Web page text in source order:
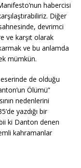
habercisi
Diğer
devrimci
ve karşıt olarak
ve bu anlamda
mümkün.
de olduğu
Ölümü”
nedenlerini
yazdığı bir
ki Danton denen
kahramanlar